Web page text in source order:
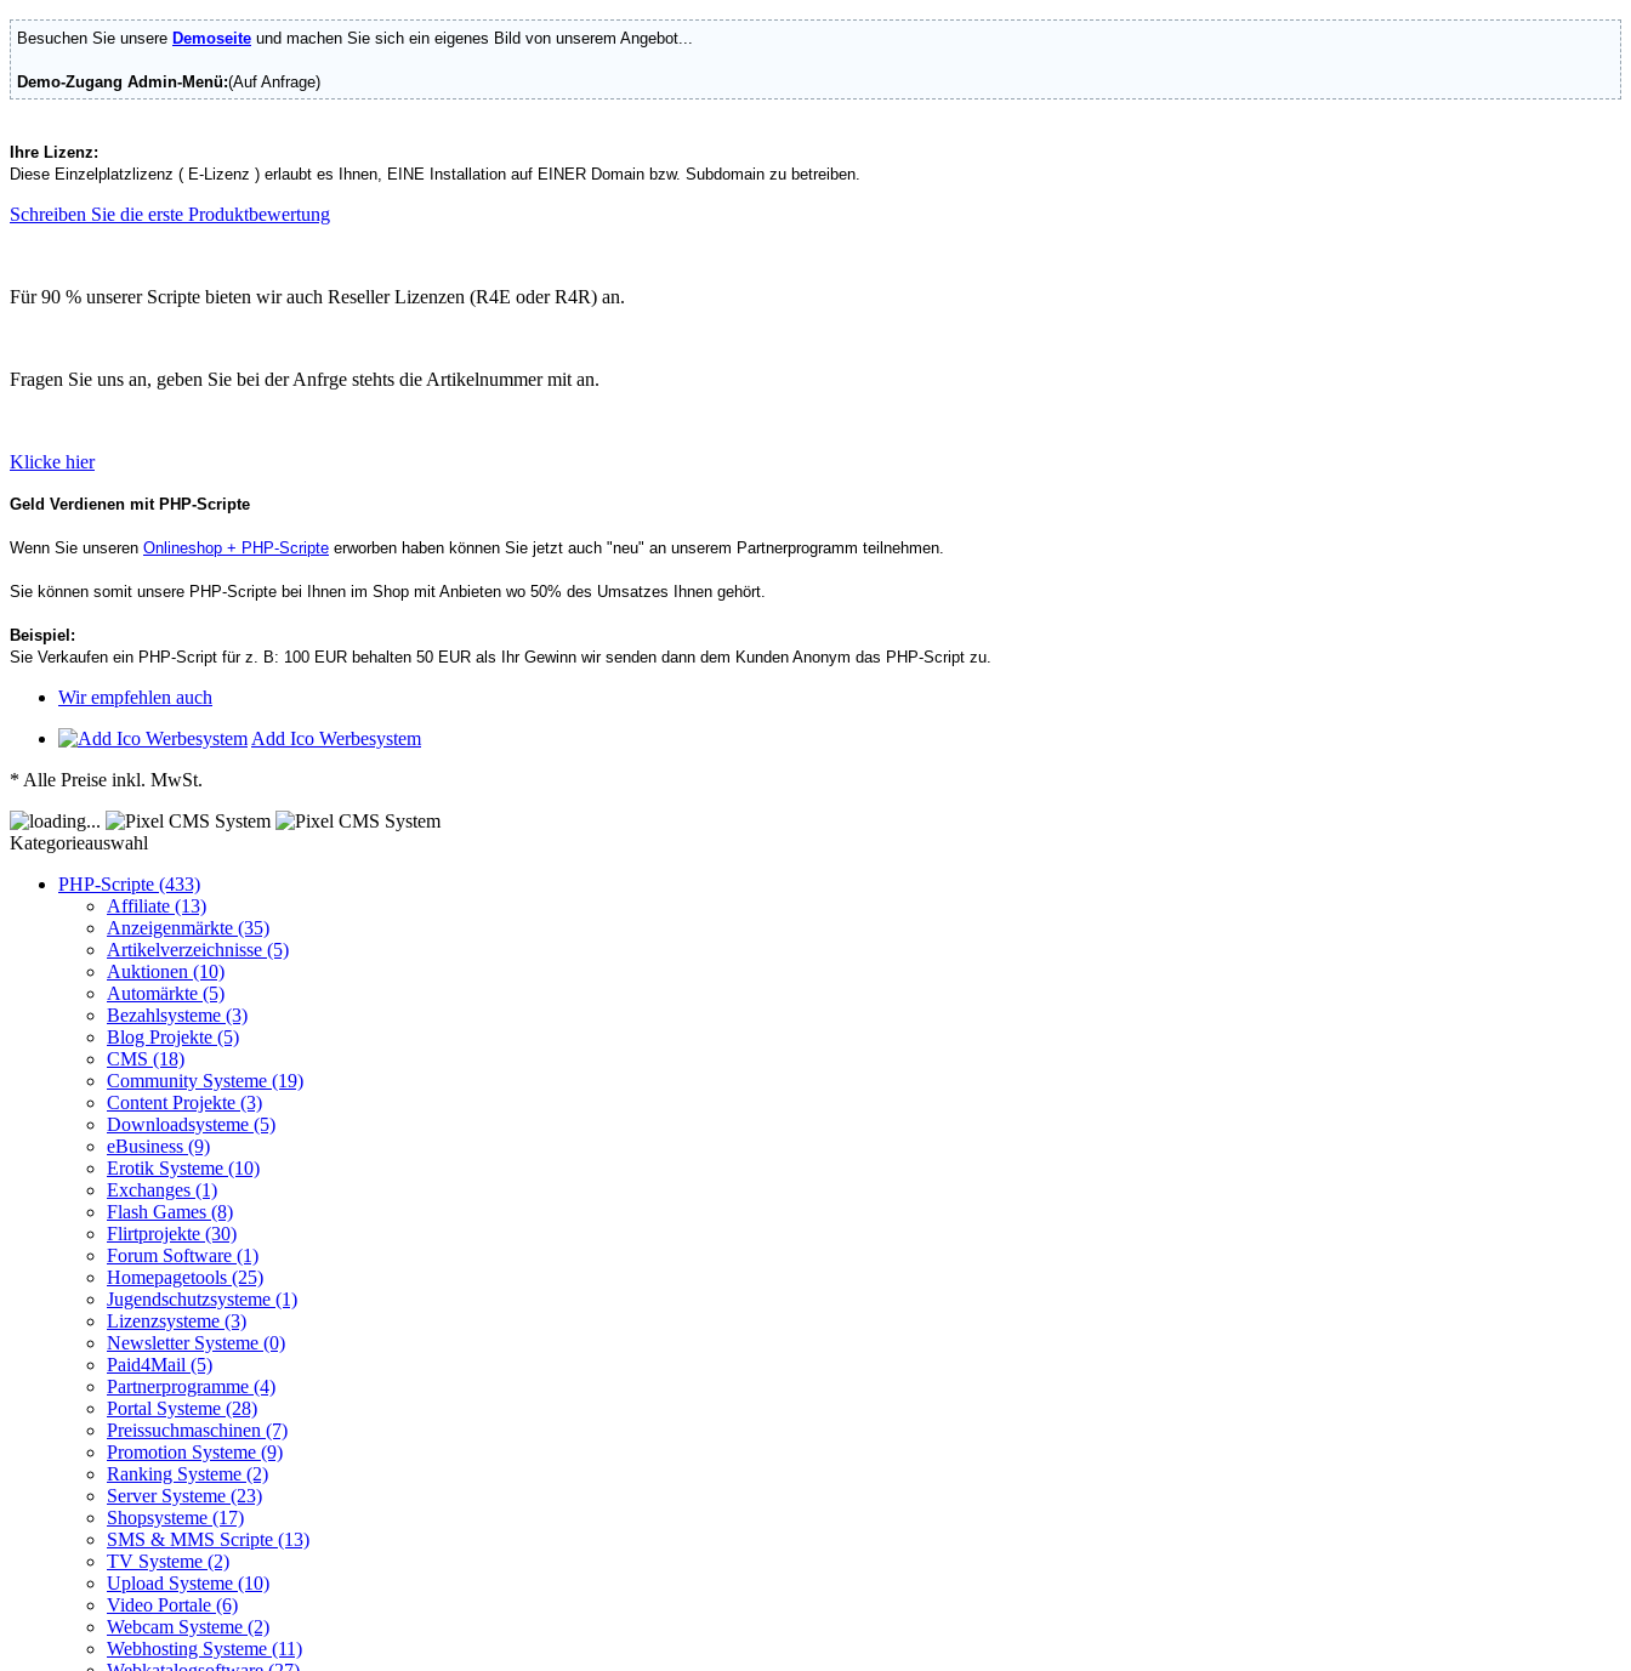
Besuchen Sie unsere Demoseite und machen Sie sich ein eigenes Bild von unserem Angebot...
Demo-Zugang Admin-Menü:(Auf Anfrage)
Ihre Lizenz:
Diese Einzelplatzlizenz ( E-Lizenz ) erlaubt es Ihnen, EINE Installation auf EINER Domain bzw. Subdomain zu betreiben.
Schreiben Sie die erste Produktbewertung
Für 90 % unserer Scripte bieten wir auch Reseller Lizenzen (R4E oder R4R) an.
Fragen Sie uns an, geben Sie bei der Anfrge stehts die Artikelnummer mit an.
Klicke hier
Geld Verdienen mit PHP-Scripte
Wenn Sie unseren Onlineshop + PHP-Scripte erworben haben können Sie jetzt auch "neu" an unserem Partnerprogramm teilnehmen.
Sie können somit unsere PHP-Scripte bei Ihnen im Shop mit Anbieten wo 50% des Umsatzes Ihnen gehört.
Beispiel:
Sie Verkaufen ein PHP-Script für z. B: 100 EUR behalten 50 EUR als Ihr Gewinn wir senden dann dem Kunden Anonym das PHP-Script zu.
Wir empfehlen auch
Add Ico Werbesystem
* Alle Preise inkl. MwSt.
Kategorieauswahl
PHP-Scripte (433)
Affiliate (13)
Anzeigenmärkte (35)
Artikelverzeichnisse (5)
Auktionen (10)
Automärkte (5)
Bezahlsysteme (3)
Blog Projekte (5)
CMS (18)
Community Systeme (19)
Content Projekte (3)
Downloadsysteme (5)
eBusiness (9)
Erotik Systeme (10)
Exchanges (1)
Flash Games (8)
Flirtprojekte (30)
Forum Software (1)
Homepagetools (25)
Jugendschutzsysteme (1)
Lizenzsysteme (3)
Newsletter Systeme (0)
Paid4Mail (5)
Partnerprogramme (4)
Portal Systeme (28)
Preissuchmaschinen (7)
Promotion Systeme (9)
Ranking Systeme (2)
Server Systeme (23)
Shopsysteme (17)
SMS & MMS Scripte (13)
TV Systeme (2)
Upload Systeme (10)
Video Portale (6)
Webcam Systeme (2)
Webhosting Systeme (11)